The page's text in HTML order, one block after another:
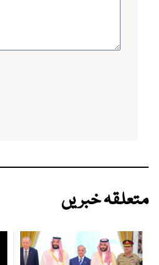
متعلقہ خبریں